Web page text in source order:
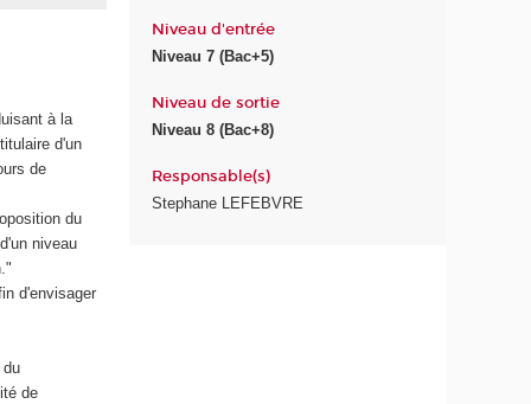
à la
d'un
de
du
niveau
d'envisager
du
de
Niveau d'entrée
Niveau 7 (Bac+5)
Niveau de sortie
Niveau 8 (Bac+8)
Responsable(s)
Stephane LEFEBVRE